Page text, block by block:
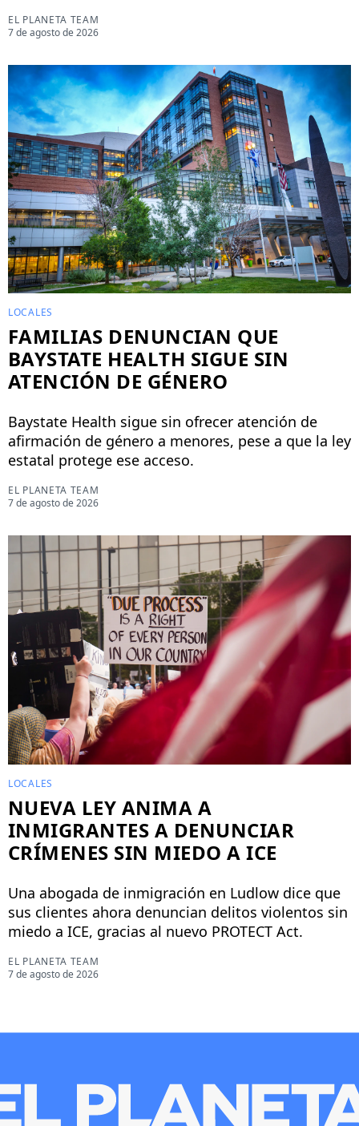
EL PLANETA TEAM
7 de agosto de 2026
LOCALES
FAMILIAS DENUNCIAN QUE
BAYSTATE HEALTH SIGUE SIN
ATENCIÓN DE GÉNERO
Baystate Health sigue sin ofrecer atención de
afirmación de género a menores, pese a que la ley
estatal protege ese acceso.
EL PLANETA TEAM
7 de agosto de 2026
LOCALES
NUEVA LEY ANIMA A
INMIGRANTES A DENUNCIAR
CRÍMENES SIN MIEDO A ICE
Una abogada de inmigración en Ludlow dice que
sus clientes ahora denuncian delitos violentos sin
miedo a ICE, gracias al nuevo PROTECT Act.
EL PLANETA TEAM
7 de agosto de 2026